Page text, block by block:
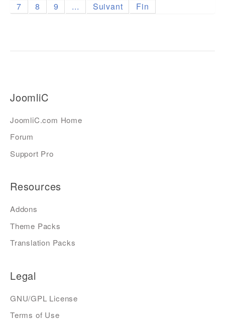
7
8 9 ... Suivant Fin
JoomliC
JoomliC.com Home
Forum
Support Pro
Resources
Addons
Theme Packs
Translation Packs
Legal
GNU/GPL License
Terms of Use